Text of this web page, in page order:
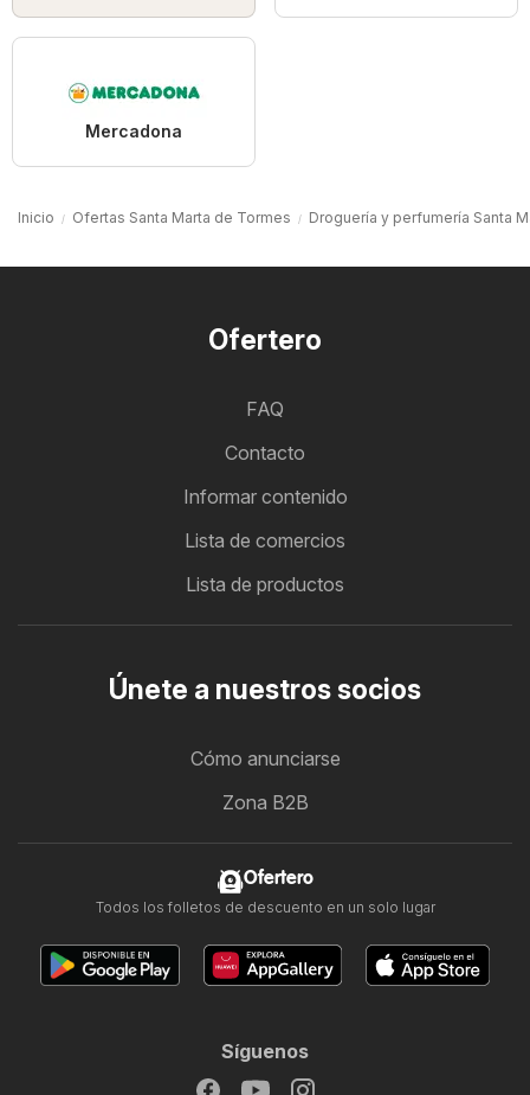
Mercadona
Inicio Ofertas Santa Marta de Tormes Droguería y perfumería Santa
Ofertero
FAQ
Contacto
Informar contenido
Lista de comercios
Lista de productos
Únete a nuestros socios
Cómo anunciarse
Zona B2B
Ofertero
Todos los folletos de descuento en un solo lugar
Síguenos